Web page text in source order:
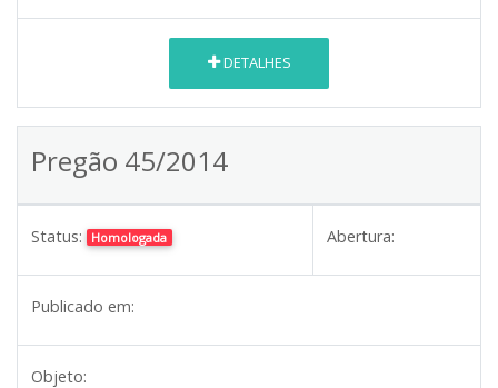
DETALHES
Pregão 45/2014
Status: Homologada Abertura:
Publicado em:
Objeto: